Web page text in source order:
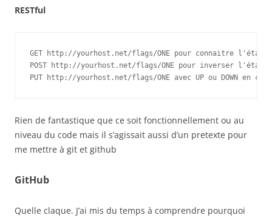
RESTful
GET http://yourhost.net/flags/ONE pour connaitre l'état
POST http://yourhost.net/flags/ONE pour inverser l'état
PUT http://yourhost.net/flags/ONE avec UP ou DOWN en
Rien de fantastique que ce soit fonctionnellement ou au
niveau du code mais il s’agissait aussi d’un pretexte pour
me mettre à git et github
GitHub
Quelle claque. J’ai mis du temps à comprendre pourquoi